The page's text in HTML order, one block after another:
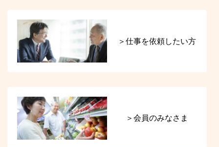
＞仕事を依頼したい方
＞会員のみなさま